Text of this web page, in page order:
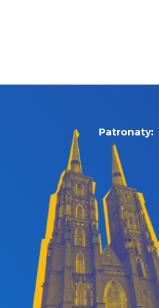
Patronaty: